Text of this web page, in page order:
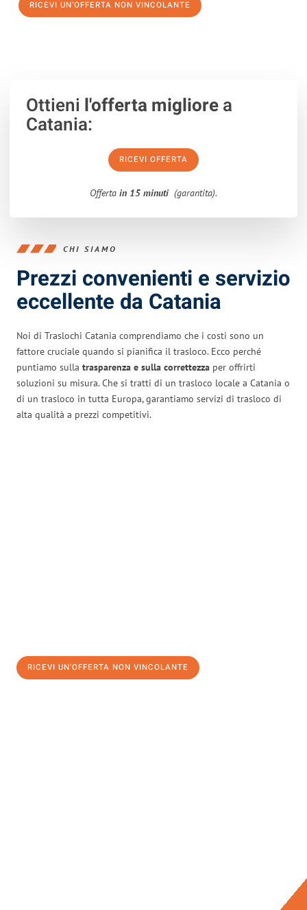
RICEVI UN'OFFERTA NON VINCOLANTE
Ottieni l'offerta migliorea
Catania:
RICEVI OFFERTA
Offerta in 15 minuti (garantita).
CHI SIAMO
Prezzi convenienti e servizio
eccellente da Catania
Noi di Traslochi Catania comprendiamo che i costi sono un
fattore cruciale quando si pianifica il trasloco. Ecco perché
puntiamo sulla trasparenza e sulla correttezza per offrirti
soluzioni su misura. Che si tratti di un trasloco locale a Catania o
di un trasloco in tutta Europa, garantiamo servizi di trasloco di
alta qualità a prezzi competitivi.
RICEVI UN'OFFERTA NON VINCOLANTE